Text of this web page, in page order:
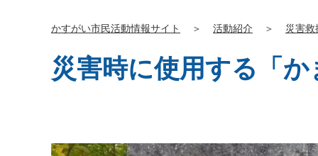
かすがい市民活動情報サイト ＞ 活動紹介 ＞ 災害救
災害時に使用する「